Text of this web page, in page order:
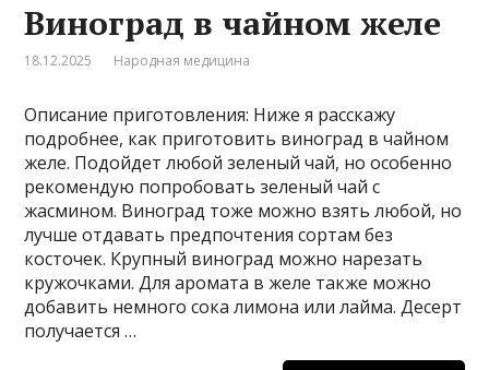
Виноград в чайном желе
18.12.2025 Народная медицина
Описание приготовления: Ниже я расскажу
подробнее, как приготовить виноград в чайном
желе. Подойдет любой зеленый чай, но особенно
рекомендую попробовать зеленый чай с
жасмином. Виноград тоже можно взять любой, но
лучше отдавать предпочтения сортам без
косточек. Крупный виноград можно нарезать
кружочками. Для аромата в желе также можно
добавить немного сока лимона или лайма. Десерт
получается …